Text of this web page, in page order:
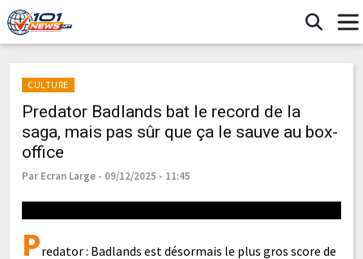
CULTURE
Predator Badlands bat le record de la
saga, mais pas sûr que ça le sauve au box-
office
Par Ecran Large - 09/12/2025 - 11:45
Predator : Badlands est désormais le plus gros score de